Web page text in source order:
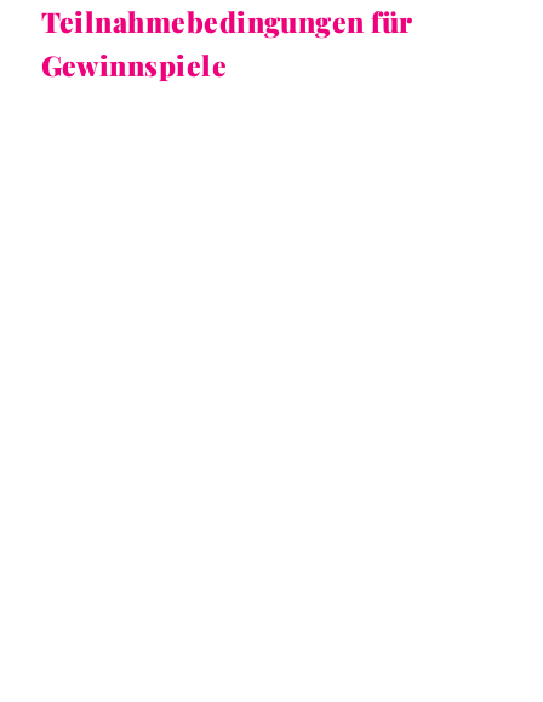
Teilnahmebedingungen für
Gewinnspiele